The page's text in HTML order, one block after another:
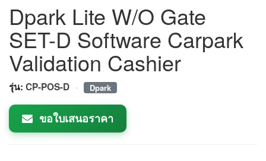
Dpark Lite W/O Gate
SET-D Software Carpark
Validation Cashier
รุ่น: CP-POS-D · Dpark
ขอใบเสนอราคา